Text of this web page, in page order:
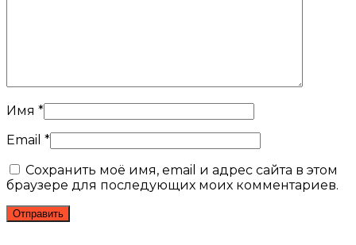
Имя *
Email *
Сохранить моё имя, email и адрес сайта в этом
браузере для последующих моих комментариев.